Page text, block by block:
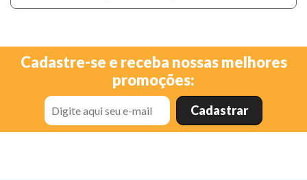
Cadastre-se e receba nossas melhores
promoções: